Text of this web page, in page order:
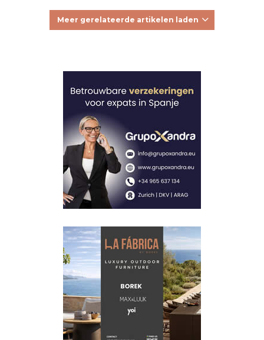
Meer gerelateerde artikelen laden